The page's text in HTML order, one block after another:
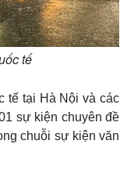
tế
tế tại Hà Nội và các
sự kiện chuyên đề
chuỗi sự kiện văn